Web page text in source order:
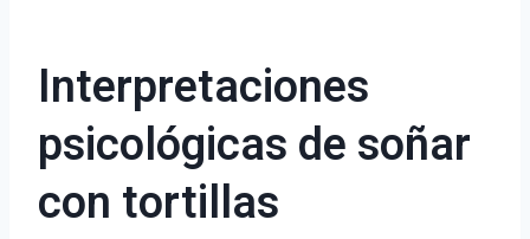
Interpretaciones
psicológicas de soñar
con tortillas